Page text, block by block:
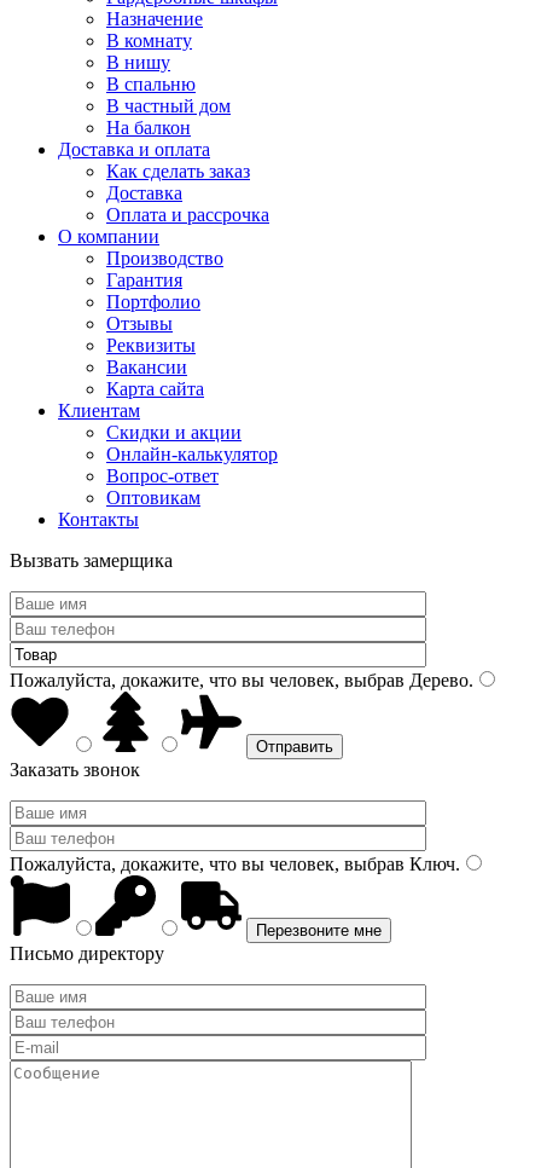
Назначение
В комнату
В нишу
В спальню
В частный дом
На балкон
Доставка и оплата
Как сделать заказ
Доставка
Оплата и рассрочка
О компании
Производство
Гарантия
Портфолио
Отзывы
Реквизиты
Вакансии
Карта сайта
Клиентам
Скидки и акции
Онлайн-калькулятор
Вопрос-ответ
Оптовикам
Контакты
Вызвать замерщика
Пожалуйста, докажите, что вы человек, выбрав Дерево.
Заказать звонок
Пожалуйста, докажите, что вы человек, выбрав Ключ.
Письмо директору